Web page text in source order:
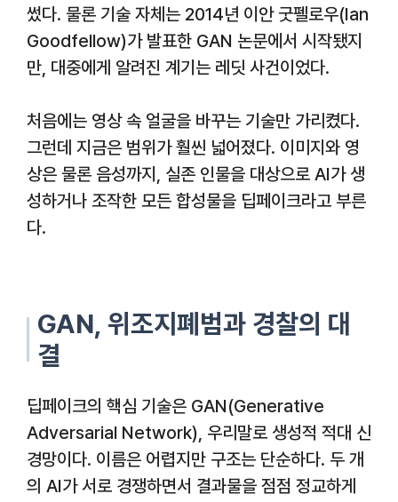
썼다. 물론 기술 자체는 2014년 이안 굿펠로우(Ian
Goodfellow)가 발표한 GAN 논문에서 시작됐지
만, 대중에게 알려진 계기는 레딧 사건이었다.
처음에는 영상 속 얼굴을 바꾸는 기술만 가리켰다.
그런데 지금은 범위가 훨씬 넓어졌다. 이미지와 영
상은 물론 음성까지, 실존 인물을 대상으로 AI가 생
성하거나 조작한 모든 합성물을 딥페이크라고 부른
다.
GAN, 위조지폐범과 경찰의 대
결
딥페이크의 핵심 기술은 GAN(Generative
Adversarial Network), 우리말로 생성적 적대 신
경망이다. 이름은 어렵지만 구조는 단순하다. 두 개
의 AI가 서로 경쟁하면서 결과물을 점점 정교하게